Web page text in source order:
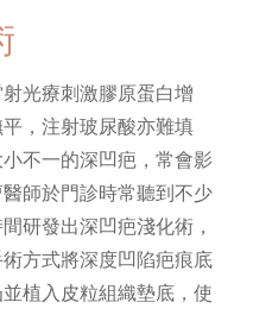
光療刺激膠原蛋白增
，注射玻尿酸亦難填
不一的深凹疤，常會影
師於門診時常聽到不少
研發出深凹疤淺化術，
方式將深度凹陷疤痕底
植入皮粒組織墊底，使